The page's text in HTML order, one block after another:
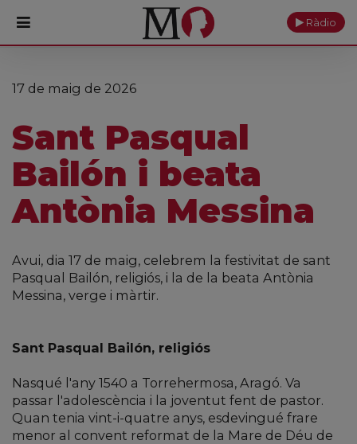
PORTADA
Cultura
Actualitat
Visita'ns
Ofrenes
Reserves
Ràdio
17 de maig de 2026
Sant Pasqual
Bailón i beata
Antònia Messina
Avui, dia 17 de maig, celebrem la festivitat de sant
Pasqual Bailón, religiós, i la de la beata Antònia
Messina, verge i màrtir.
Sant Pasqual Bailón, religiós
Nasqué l'any 1540 a Torrehermosa, Aragó. Va
passar l'adolescència i la joventut fent de pastor.
Quan tenia vint-i-quatre anys, esdevingué frare
menor al convent reformat de la Mare de Déu de